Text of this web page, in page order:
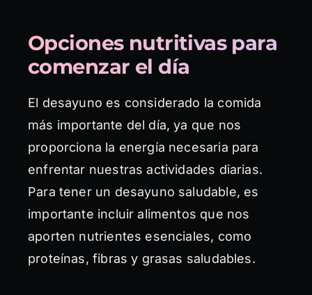
Opciones nutritivas para
comenzar el día
El desayuno es considerado la comida
más importante del día, ya que nos
proporciona la energía necesaria para
enfrentar nuestras actividades diarias.
Para tener un desayuno saludable, es
importante incluir alimentos que nos
aporten nutrientes esenciales, como
proteínas, fibras y grasas saludables.